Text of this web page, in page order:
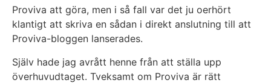
Proviva att göra, men i så fall var det ju oerhört
klantigt att skriva en sådan i direkt anslutning till att
Proviva-bloggen lanserades.
Själv hade jag avrått henne från att ställa upp
överhuvudtaget. Tveksamt om Proviva är rätt